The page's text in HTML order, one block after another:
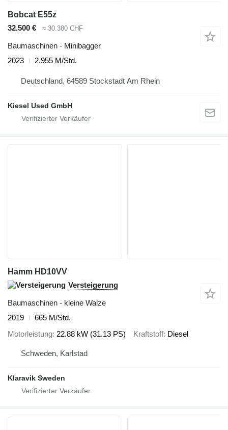
Bobcat E55z
32.500 €
≈ 30.380 CHF
Baumaschinen - Minibagger
2023
2.955 M/Std.
Deutschland, 64589 Stockstadt Am Rhein
Kiesel Used GmbH
Hamm HD10VV
Versteigerung
Baumaschinen - kleine Walze
2019
665 M/Std.
Motorleistung 22.88 kW (31.13 PS) Kraftstoff Diesel
Schweden, Karlstad
Klaravik Sweden